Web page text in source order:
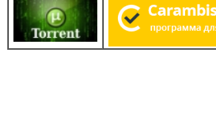
Похвалить в социалках: